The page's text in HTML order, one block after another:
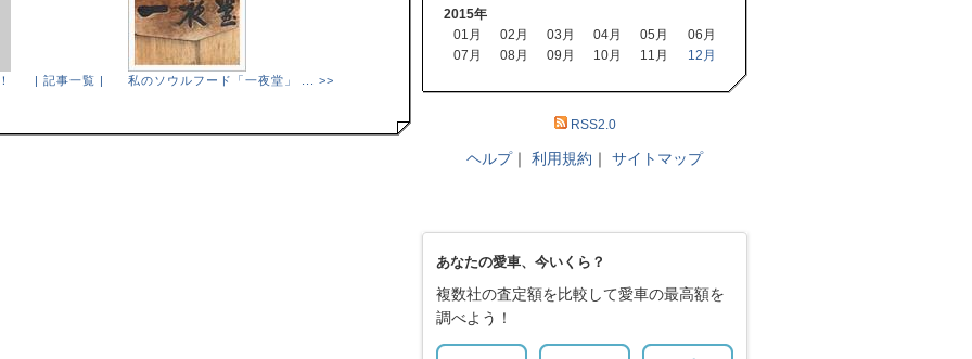
| 記事一覧 | 私のソウルフード「一夜堂」 ... >>
2015年
01月
02月 03月 04月 05月
06月
07月
08月 09月 10月 11月 12月
RSS2.0
ヘルプ｜ 利用規約 ｜ サイトマップ
あなたの愛車、今いくら？
複数社の査定額を比較して愛車の最高額を
調べよう！